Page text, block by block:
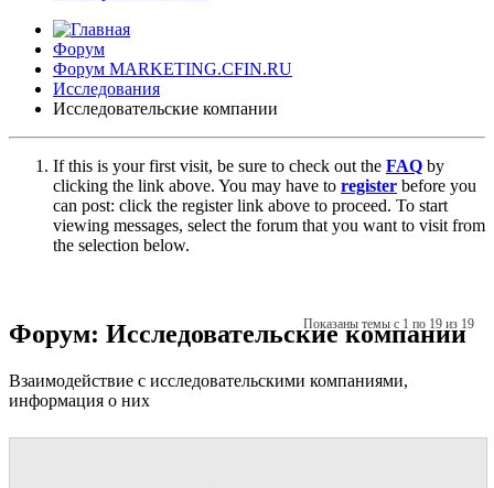
Форум
Форум MARKETING.CFIN.RU
Исследования
Исследовательские компании
If this is your first visit, be sure to check out the FAQ by
clicking the link above. You may have to register before you
can post: click the register link above to proceed. To start
viewing messages, select the forum that you want to visit from
the selection below.
Показаны темы с 1 по 19 из 19
Форум: Исследовательские компании
Взаимодействие с исследовательскими компаниями,
информация о них